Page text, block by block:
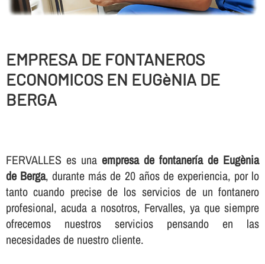
EMPRESA DE FONTANEROS
ECONOMICOS EN EUGèNIA DE
BERGA
FERVALLES es una empresa de fontanerí­a de Eugènia
de Berga, durante más de 20 años de experiencia, por lo
tanto cuando precise de los servicios de un fontanero
profesional, acuda a nosotros, Fervalles, ya que siempre
ofrecemos nuestros servicios pensando en las
necesidades de nuestro cliente.